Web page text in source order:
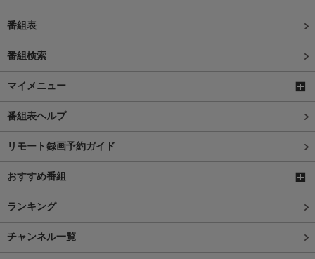
番組表
番組検索
マイメニュー
番組表ヘルプ
リモート録画予約ガイド
おすすめ番組
ランキング
チャンネル一覧